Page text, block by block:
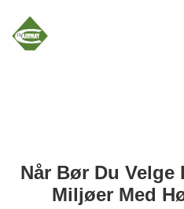
Når Bør Du Velge
Miljøer Med